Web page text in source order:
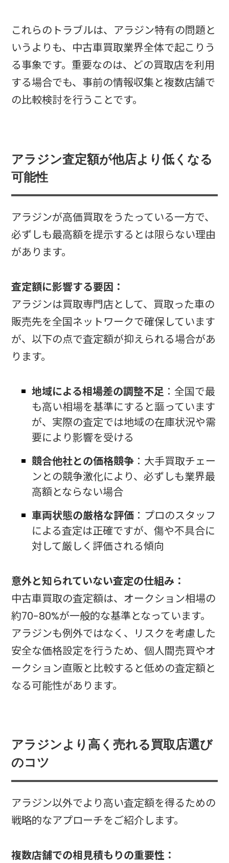
これらのトラブルは、アラジン特有の問題と
いうよりも、中古車買取業界全体で起こりう
る事象です。重要なのは、どの買取店を利用
する場合でも、事前の情報収集と複数店舗で
の比較検討を行うことです。
アラジン査定額が他店より低くなる
可能性
アラジンが高価買取をうたっている一方で、
必ずしも最高額を提示するとは限らない理由
があります。
査定額に影響する要因：
アラジンは買取専門店として、買取った車の
販売先を全国ネットワークで確保しています
が、以下の点で査定額が抑えられる場合があ
ります。
地域による相場差の調整不足 ：全国で最
も高い相場を基準にすると謳っています
が、実際の査定では地域の在庫状況や需
要により影響を受ける
競合他社との価格競争 ：大手買取チェー
ンとの競争激化により、必ずしも業界最
高額とならない場合
車両状態の厳格な評価 ：プロのスタッフ
による査定は正確ですが、傷や不具合に
対して厳しく評価される傾向
意外と知られていない査定の仕組み：
中古車買取の査定額は、オークション相場の
約70-80%が一般的な基準となっています。
アラジンも例外ではなく、リスクを考慮した
安全な価格設定を行うため、個人間売買やオ
ークション直販と比較すると低めの査定額と
なる可能性があります。
アラジンより高く売れる買取店選び
のコツ
アラジン以外でより高い査定額を得るための
戦略的なアプローチをご紹介します。
複数店舗での相見積もりの重要性：